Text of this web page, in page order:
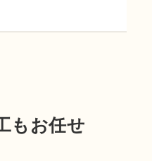
もお任せ